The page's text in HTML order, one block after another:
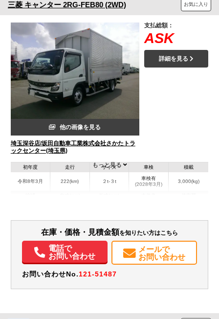
三菱 キャンター 2RG-FEB80 (2WD) お気に入り
他の画像を見る
埼玉深谷店/坂田自動車工業株式会社さかたトラ
ックセンター(埼玉県)
支払総額：
ASK
詳細を見る
初年度
令和8年3月
走行
222(km)
サイズ
２t-３t
車検
車検有
(2028年3月)
積載
3,000(kg)
装備情報
エアコン パワステ パワーウィンドウ ABS エアバッグ
電動格納ミラー
バックモニター
取扱説明書（一部含む） メンテナンスノート（保証書）
もっと見る
在庫・価格・見積金額を知りたい方はこちら
電話で
お問い合わせ
メールで
お問い合わせ
お問い合わせNo.121-51487